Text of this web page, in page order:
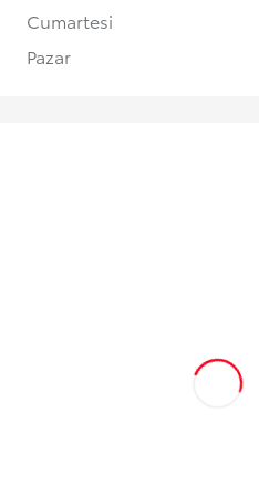
Cumartesi
Pazar